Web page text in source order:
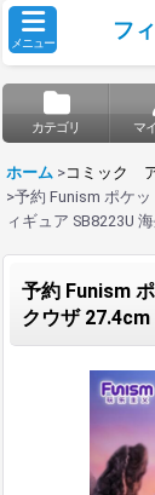
メニュー
フ
カテゴリ マ
ホーム >コミック
>予約 Funism ポケ
ィギュア SB8223U
予約 Funism
クウザ